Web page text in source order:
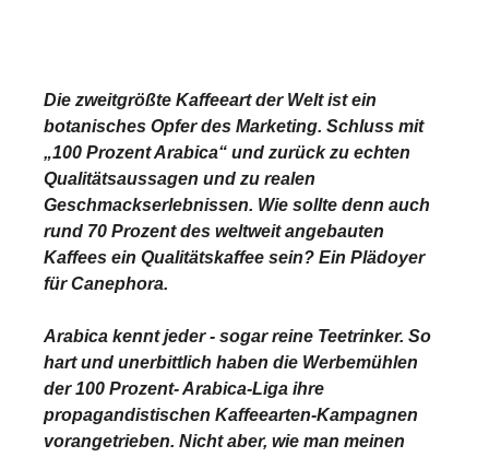
Die zweitgrößte Kaffeeart der Welt ist ein
botanisches Opfer des Marketing. Schluss mit
„100 Prozent Arabica“ und zurück zu echten
Qualitätsaussagen und zu realen
Geschmackserlebnissen. Wie sollte denn auch
rund 70 Prozent des weltweit angebauten
Kaffees ein Qualitätskaffee sein? Ein Plädoyer
für Canephora.
Arabica kennt jeder - sogar reine Teetrinker. So
hart und unerbittlich haben die Werbemühlen
der 100 Prozent- Arabica-Liga ihre
propagandistischen Kaffeearten-Kampagnen
vorangetrieben. Nicht aber, wie man meinen